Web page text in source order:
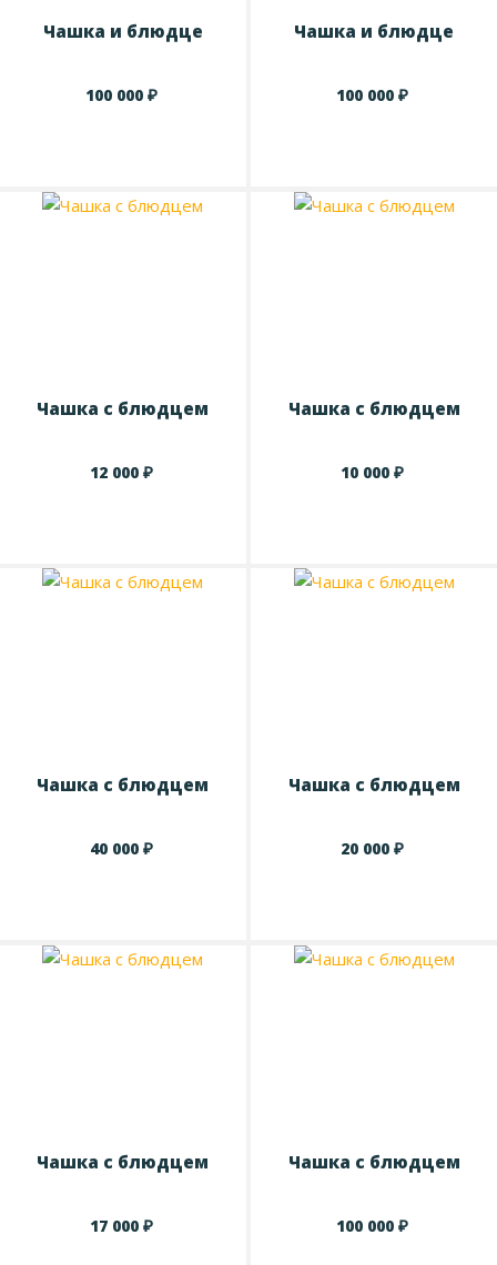
Чашка и блюдце
100 000 ₽
Чашка и блюдце
100 000₽
Чашка с блюдцем
12 000 ₽
Чашка с блюдцем
10 000₽
Чашка с блюдцем
40 000 ₽
Чашка с блюдцем
20 000₽
Чашка с блюдцем
17 000 ₽
Чашка с блюдцем
100 000₽